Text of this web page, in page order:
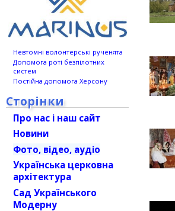
Невтомні волонтерські рученята
Допомога роті безпілотних
систем
Постійна допомога Херсону
Сторінки
Про нас і наш сайт
Новини
Фото, відео, аудіо
Українська церковна
архітектура
Сад Українського
Модерну